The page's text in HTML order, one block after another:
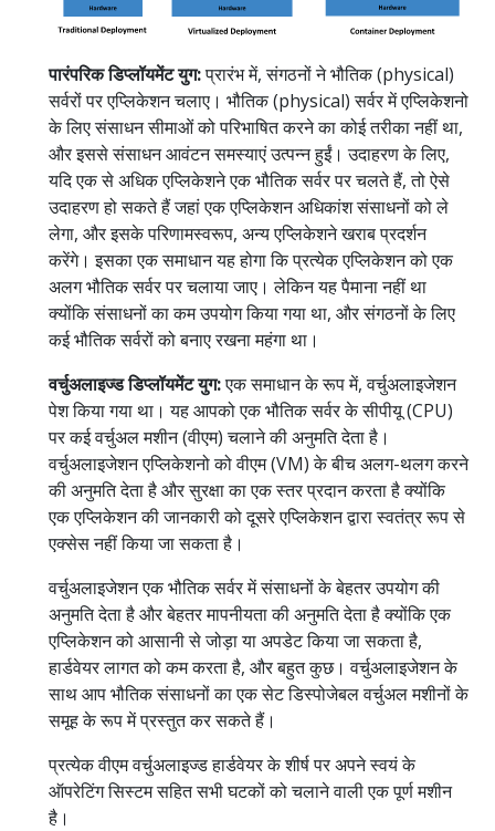
पारंपरिक डिप्लॉयमेंट युग:प्रारंभ में, संगठनों ने भौतिक (physical)
सर्वरों पर एप्लिकेशन चलाए। भौतिक (physical) सर्वर में एप्लिकेशनो
के लिए संसाधन सीमाओं को परिभाषित करने का कोई तरीका नहीं था,
और इससे संसाधन आवंटन समस्याएं उत्पन्न हुईं। उदाहरण के लिए,
यदि एक से अधिक एप्लिकेशने एक भौतिक सर्वर पर चलते हैं, तो ऐसे
उदाहरण हो सकते हैं जहां एक एप्लिकेशन अधिकांश संसाधनों को ले
लेगा, और इसके परिणामस्वरूप, अन्य एप्लिकेशने खराब प्रदर्शन
करेंगे। इसका एक समाधान यह होगा कि प्रत्येक एप्लिकेशन को एक
अलग भौतिक सर्वर पर चलाया जाए। लेकिन यह पैमाना नहीं था
क्योंकि संसाधनों का कम उपयोग किया गया था, और संगठनों के लिए
कई भौतिक सर्वरों को बनाए रखना महंगा था।
वर्चुअलाइज्ड डिप्लॉयमेंट युग:एक समाधान के रूप में, वर्चुअलाइजेशन
पेश किया गया था। यह आपको एक भौतिक सर्वर के सीपीयू (CPU)
पर कई वर्चुअल मशीन (वीएम) चलाने की अनुमति देता है।
वर्चुअलाइजेशन एप्लिकेशनो को वीएम (VM) के बीच अलग-थलग करने
की अनुमति देता है और सुरक्षा का एक स्तर प्रदान करता है क्योंकि
एक एप्लिकेशन की जानकारी को दूसरे एप्लिकेशन द्वारा स्वतंत्र रूप से
एक्सेस नहीं किया जा सकता है।
वर्चुअलाइजेशन एक भौतिक सर्वर में संसाधनों के बेहतर उपयोग की
अनुमति देता है और बेहतर मापनीयता की अनुमति देता है क्योंकि एक
एप्लिकेशन को आसानी से जोड़ा या अपडेट किया जा सकता है,
हार्डवेयर लागत को कम करता है, और बहुत कुछ। वर्चुअलाइजेशन के
साथ आप भौतिक संसाधनों का एक सेट डिस्पोजेबल वर्चुअल मशीनों के
समूह के रूप में प्रस्तुत कर सकते हैं।
प्रत्येक वीएम वर्चुअलाइज्ड हार्डवेयर के शीर्ष पर अपने स्वयं के
ऑपरेटिंग सिस्टम सहित सभी घटकों को चलाने वाली एक पूर्ण मशीन
है।